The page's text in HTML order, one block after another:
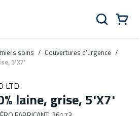
Rechercher
soins / Couvertures d'urgence /
5'X7'
LTD.
laine, grise, 5'X7'